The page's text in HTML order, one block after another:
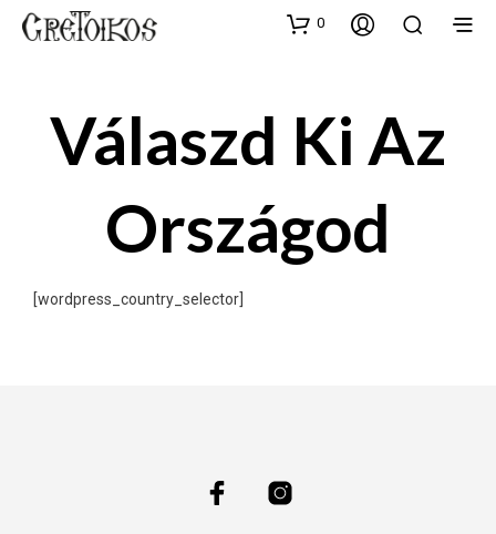
0
Válaszd Ki Az
Országod
[wordpress_country_selector]